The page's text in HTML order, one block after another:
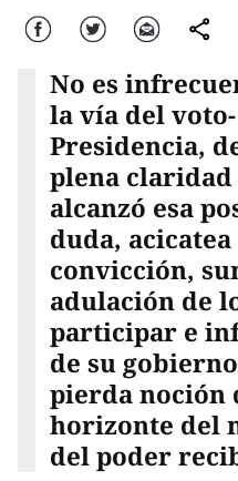
Facebook Twitter Correo comparte
No es
la vía del
Presidencia,
plena claridad
alcanzó esa
duda,
convicción,
adulación de
participar e
de su
pierda noción
horizonte del
del poder